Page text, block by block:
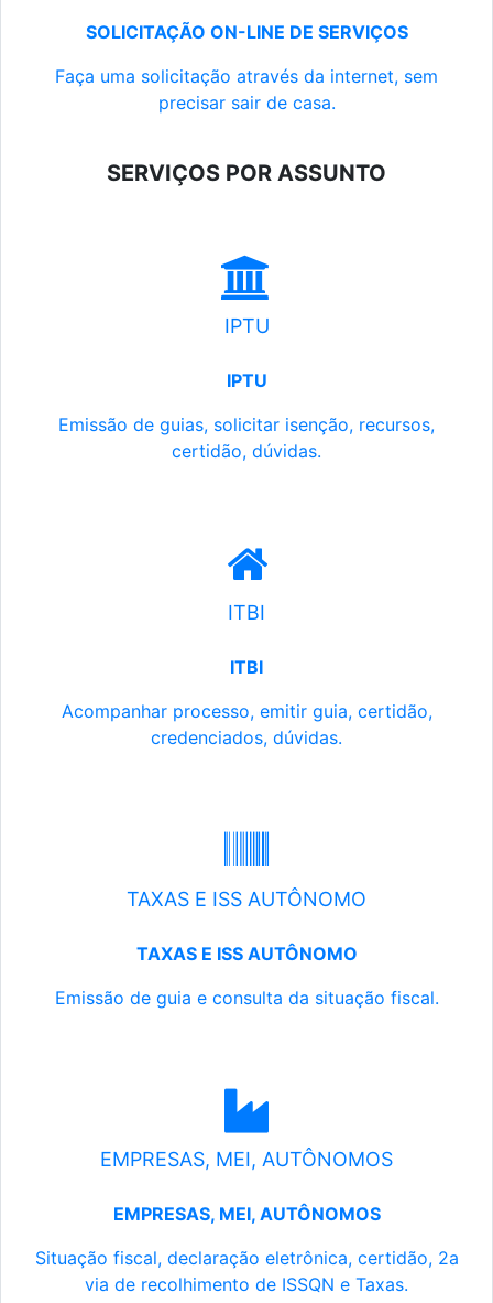
SOLICITAÇÃO ON-LINE DE SERVIÇOS
Faça uma solicitação através da internet, sem
precisar sair de casa.
SERVIÇOS POR ASSUNTO
IPTU
IPTU
Emissão de guias, solicitar isenção, recursos,
certidão, dúvidas.
ITBI
ITBI
Acompanhar processo, emitir guia, certidão,
credenciados, dúvidas.
TAXAS E ISS AUTÔNOMO
TAXAS E ISS AUTÔNOMO
Emissão de guia e consulta da situação fiscal.
EMPRESAS, MEI, AUTÔNOMOS
EMPRESAS, MEI, AUTÔNOMOS
Situação fiscal, declaração eletrônica, certidão, 2a
via de recolhimento de ISSQN e Taxas.